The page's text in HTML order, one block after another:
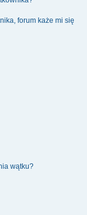
forum każe mi się
wątku?